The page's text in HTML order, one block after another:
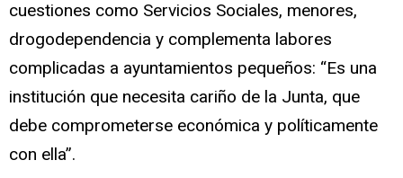
cuestiones como Servicios Sociales, menores,
drogodependencia y complementa labores
complicadas a ayuntamientos pequeños: “Es una
institución que necesita cariño de la Junta, que
debe comprometerse económica y políticamente
con ella”.